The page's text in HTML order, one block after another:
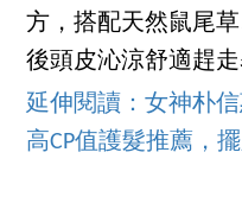
方，搭配天然鼠尾
後頭皮沁涼舒適趕走
延伸閱讀：女神朴
高CP值護髮推薦，